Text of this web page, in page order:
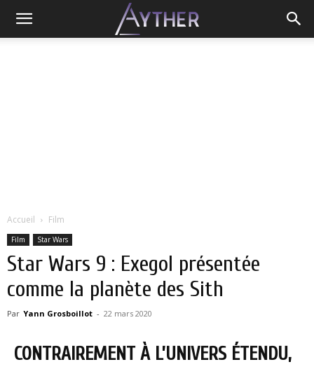
Accueil Film
Film Star Wars
Star Wars 9 : Exegol présentée
comme la planète des Sith
Par Yann Grosboillot - 22 mars 2020
CONTRAIREMENT À L’UNIVERS ÉTENDU,